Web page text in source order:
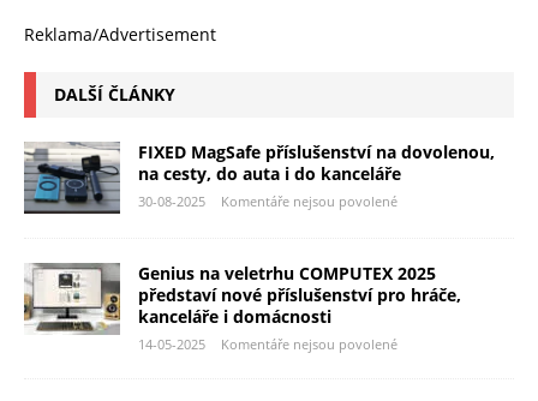
Reklama/Advertisement
DALŠÍ ČLÁNKY
FIXED MagSafe příslušenství na dovolenou,
na cesty, do auta i do kanceláře
30-08-2025 Komentáře nejsou povolené
Genius na veletrhu COMPUTEX 2025
představí nové příslušenství pro hráče,
kanceláře i domácnosti
14-05-2025 Komentáře nejsou povolené